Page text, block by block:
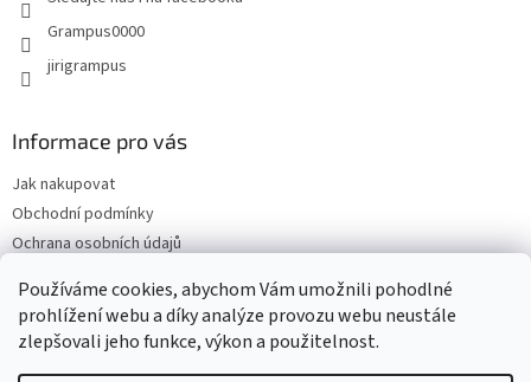
Používáme cookies, abychom Vám umožnili pohodlné
prohlížení webu a díky analýze provozu webu neustále
zlepšovali jeho funkce, výkon a použitelnost.
Grampus0000
jirigrampus
Informace pro vás
Jak nakupovat
Obchodní podmínky
Ochrana osobních údajů
Doprava a platba